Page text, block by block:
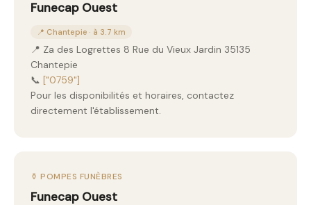
Funecap Ouest
📍 Chantepie · à 3.7 km
📍 Za des Logrettes 8 Rue du Vieux Jardin 35135
Chantepie
📞 ["0759"]
Pour les disponibilités et horaires, contactez
directement l'établissement.
⚱️ POMPES FUNÈBRES
Funecap Ouest